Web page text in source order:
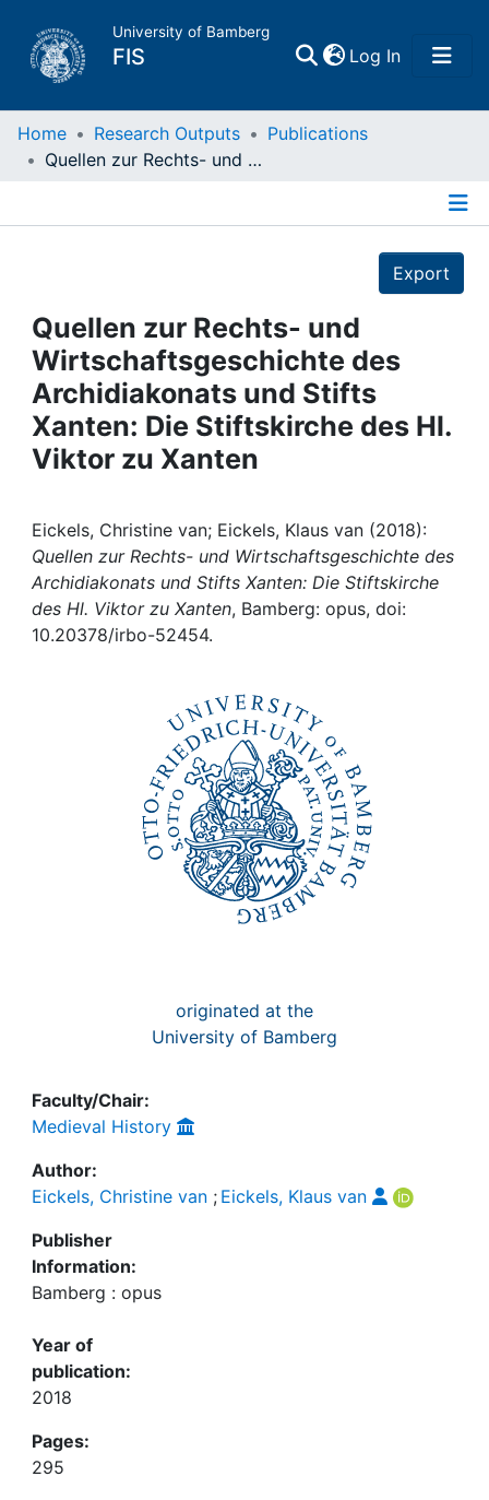
University of Bamberg
FIS Log In(current)
Home
Projects
People
Institutions
My FIS
Help
Home Research Outputs
Publications
Quellen zur Rechts- und Wirtschaftsgeschichte des Archidiakonats und Stifts Xanten: Die Stiftskirche des Hl. Viktor zu Xanten
Export
Quellen zur Rechts- und
Wirtschaftsgeschichte des
Archidiakonats und Stifts
Xanten: Die Stiftskirche des Hl.
Viktor zu Xanten
Eickels, Christine van; Eickels, Klaus van (2018):
Quellen zur Rechts- und Wirtschaftsgeschichte des
Archidiakonats und Stifts Xanten: Die Stiftskirche
des Hl. Viktor zu Xanten, Bamberg: opus, doi:
10.20378/irbo-52454.
originated at the
University of Bamberg
Faculty/Chair:
Medieval History
Author:
Eickels, Christine van ; Eickels, Klaus van
Publisher
Information:
Bamberg : opus
Year of
publication:
2018
Pages:
295